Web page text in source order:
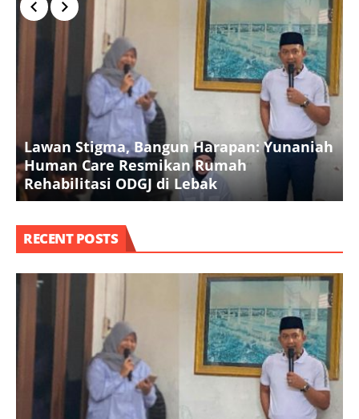
Lawan Stigma, Bangun Harapan: Yunaniah
Human Care Resmikan Rumah
Rehabilitasi ODGJ di Lebak
RECENT POSTS